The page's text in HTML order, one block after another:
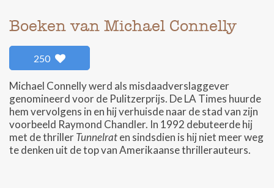
Boeken van Michael Connelly
250
Michael Connelly werd als misdaadverslaggever
genomineerd voor de Pulitzerprijs. De LA Times huurde
hem vervolgens in en hij verhuisde naar de stad van zijn
voorbeeld Raymond Chandler. In 1992 debuteerde hij
met de thrillerTunnelraten sindsdien is hij niet meer weg
te denken uit de top van Amerikaanse thrillerauteurs.